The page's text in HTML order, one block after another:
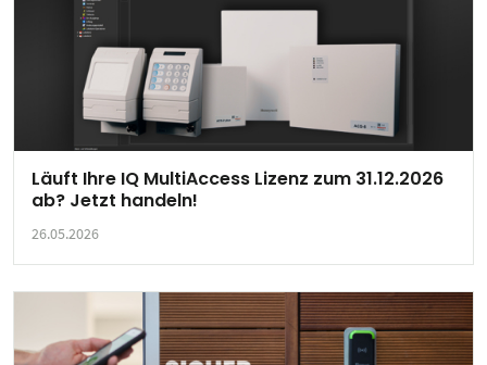
Läuft Ihre IQ MultiAccess Lizenz zum 31.12.2026
ab? Jetzt handeln!
26.05.2026